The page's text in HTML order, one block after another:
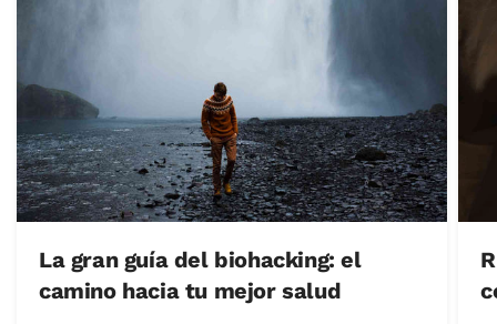
La gran guía del biohacking: el
camino hacia tu mejor salud